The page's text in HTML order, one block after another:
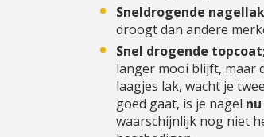
Sneldrogende
droogt dan andere
Snel drogende
langer mooi blijft, maar
laagjes lak, wacht je
goed gaat, is je nagel
waarschijnlijk nog niet